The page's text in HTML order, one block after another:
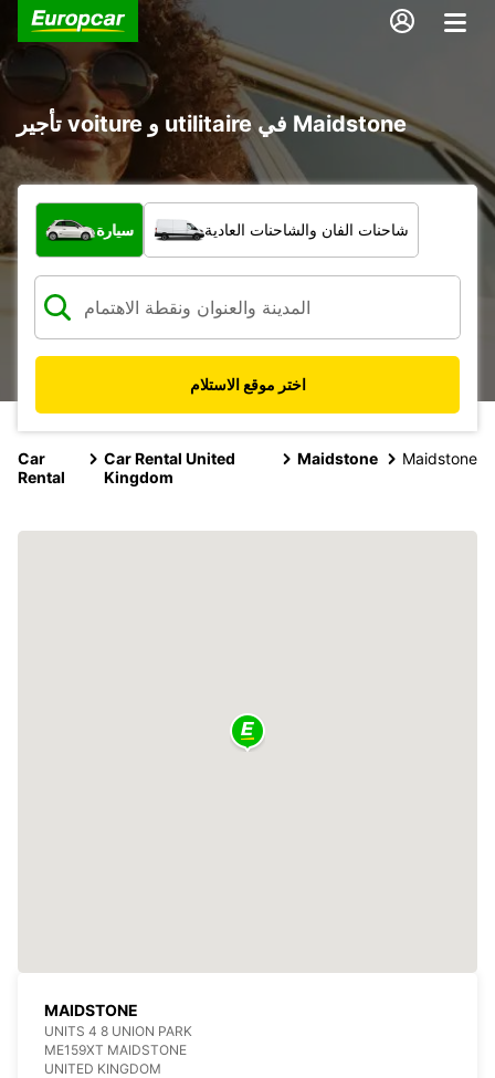
تأجير voiture و utilitaire في Maidstone
ما نوع المركبة؟
سيارة شاحنات الفان والشاحنات العادية
اختر موقع الاستلام
Car
Rental
Car Rental United
Kingdom
Maidstone Maidstone
MAIDSTONE
UNITS 4 8 UNION PARK
ME159XT MAIDSTONE
UNITED KINGDOM